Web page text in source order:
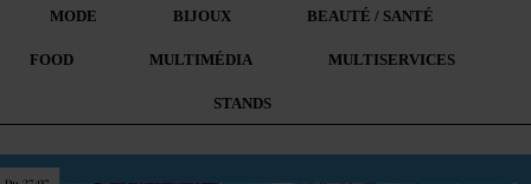
MODE BIJOUX BEAUTÉ / SANTÉ
FOOD MULTIMÉDIA MULTISERVICES
STANDS